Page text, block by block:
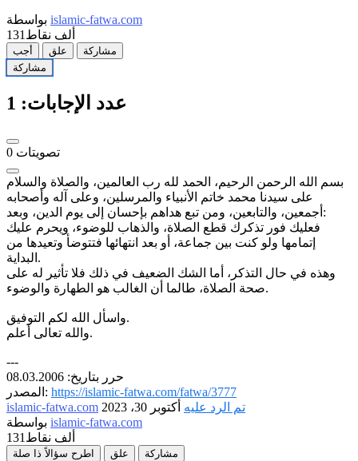
islamic-fatwa.com
131ألف نقاط
أجب علق
مشاركة
مشاركة
عدد الإجابات: 1
0 تصويتات
بسم الله الرحمن الرحيم، الحمد لله رب العالمين، والصلاة والسلام
على سيدنا محمد خاتم الأنبياء والمرسلين، وعلى آله وأصحابه
أجمعين، والتابعين، ومن تبع هداهم بإحسان إلى يوم الدين، وبعد:
فعليك فور تذكرك قطع الصلاة، والذهاب للوضوء، ويحرم عليك
إتمامها ولو كنت بين جماعة، أو بعد انتهائها فتتوضأ وتعيدها من
البداية.
وهذه في حال التذكر، أما الشك الضعيف في ذلك فلا تأثير له على
صحة الصلاة، طالما أن الغالب هو الطهارة والوضوء.
واسأل الله لكم التوفيق.
والله تعالى أعلم.
---
حرر بتاريخ: 08.03.2006
المصدر: https://islamic-fatwa.com/fatwa/3777
islamic-fatwa.com
تم الرد عليه أكتوبر 30، 2023
islamic-fatwa.com
131ألف نقاط
اطرح سؤالاً ذا صلة علق مشاركة